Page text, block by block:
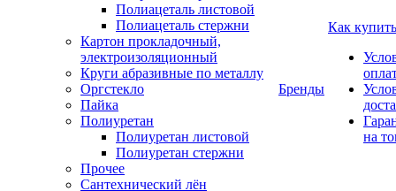
Полиацеталь листовой
Полиацеталь стержни
Картон прокладочный,
электроизоляционный
Круги абразивные по металлу
Оргстекло
Пайка
Полиуретан
Полиуретан листовой
Полиуретан стержни
Прочее
Сантехнический лён
Бренды
Как купить
на